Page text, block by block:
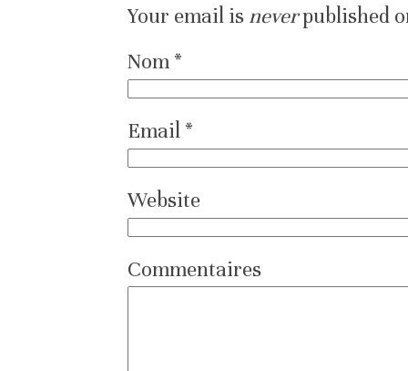
Your email is neverpublished
Nom *
Email *
Website
Commentaires